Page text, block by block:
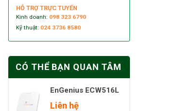
HỖ TRỢ TRỰC TUYẾN
Kinh doanh: 098 323 6790
Kỹ thuật: 024 3736 8580
CÓ THỂ BẠN QUAN TÂM
EnGenius ECW516L
Liên hệ